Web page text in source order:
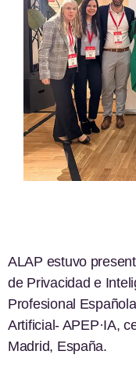
ALAP estuvo
de Privacidad e
Profesional
Artificial- APEP·IA,
Madrid, España.